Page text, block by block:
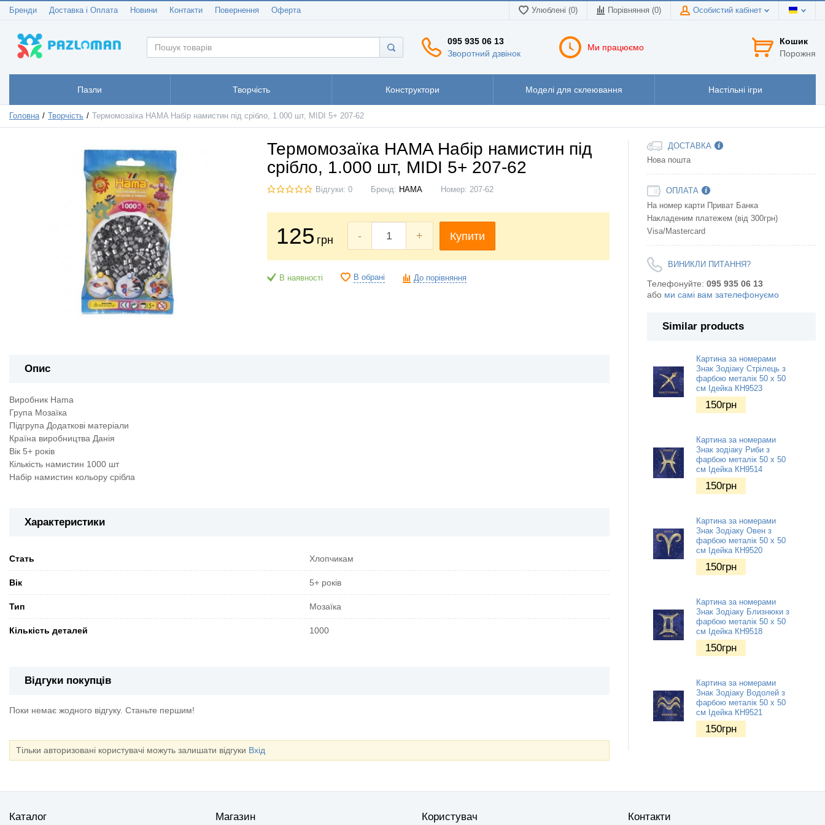
Бренди Доставка і Оплата Новини Контакти Повернення Оферта Улюблені (0) Порівняння (0) Особистий кабінет
095 935 06 13
Зворотний дзвінок
Ми працюємо
Кошик
Порожня
Пазли Творчість Конструктори Моделі для склеювання Настільні ігри
Головна Творчість Термомозаїка HAMA Набір намистин під срібло, 1.000 шт, MIDI 5+ 207-62
Термомозаїка HAMA Набір намистин під
срібло, 1.000 шт, MIDI 5+ 207-62
Відгуки: 0 Бренд: HAMA Номер: 207-62
125 грн - + Купити
В наявності В обрані До порівняння
Опис
Виробник Hama
Група Мозаїка
Підгрупа Додаткові матеріали
Країна виробництва Данія
Вік 5+ років
Кількість намистин 1000 шт
Набір намистин кольору срібла
Характеристики
Стать Хлопчикам
Вік 5+ років
Тип Мозаїка
Кількість деталей 1000
Відгуки покупців
Поки немає жодного відгуку. Станьте першим!
Тільки авторизовані користувачі можуть залишати відгуки Вхід
ДОСТАВКА
Нова пошта
ОПЛАТА
На номер карти Приват Банка
Накладеним платежем (від 300грн)
Visa/Mastercard
ВИНИКЛИ ПИТАННЯ?
Телефонуйте: 095 935 06 13
або ми самі вам зателефонуємо
Similar products
Картина за номерами
Знак Зодіаку Стрілець з
фарбою металік 50 х 50
см Ідейка КН9523
150грн
Картина за номерами
Знак зодіаку Риби з
фарбою металік 50 х 50
см Ідейка КН9514
150грн
Картина за номерами
Знак Зодіаку Овен з
фарбою металік 50 х 50
см Ідейка КН9520
150грн
Картина за номерами
Знак Зодіаку Близнюки з
фарбою металік 50 х 50
см Ідейка КН9518
150грн
Картина за номерами
Знак Зодіаку Водолей з
фарбою металік 50 х 50
см Ідейка КН9521
150грн
Каталог Магазин Користувач Контакти